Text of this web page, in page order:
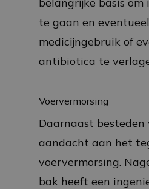
te gaan en eventueel
medicijngebruik of
antibiotica te
Voervermorsing
Daarnaast besteden
aandacht aan het
voervermorsing.
bak heeft een